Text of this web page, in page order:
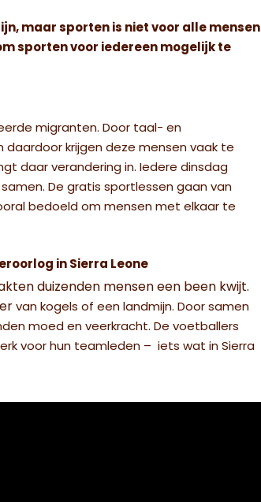
maar sporten is niet voor alle mensen
sporten voor iedereen mogelijk te
migranten. Door taal- en
daardoor krijgen deze mensen vaak te
daar verandering in. Iedere dinsdag
De gratis sportlessen gaan van
bedoeld om mensen met elkaar te
in Sierra Leone
duizenden mensen een been kwijt.
van kogels of een landmijn. Door samen
moed en veerkracht. De voetballers
voor hun teamleden – iets wat in Sierra